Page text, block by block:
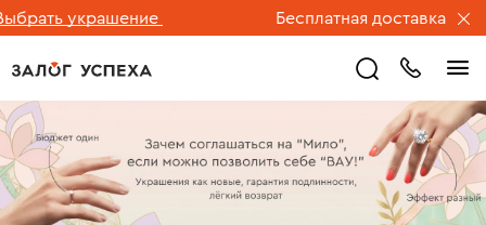
украшение Бесплатная доставка